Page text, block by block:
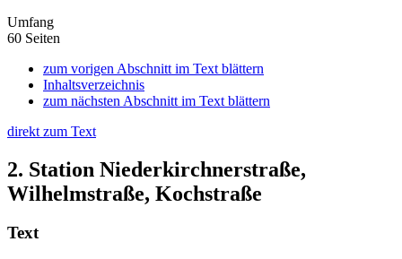
Umfang
60 Seiten
zum vorigen Abschnitt im Text blättern
Inhaltsverzeichnis
zum nächsten Abschnitt im Text blättern
direkt zum Text
2. Station Niederkirchnerstraße,
Wilhelmstraße, Kochstraße
Text